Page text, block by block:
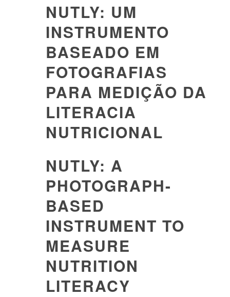
NUTLY: UM
INSTRUMENTO
BASEADO EM
FOTOGRAFIAS
PARA MEDIÇÃO DA
LITERACIA
NUTRICIONAL
NUTLY: A
PHOTOGRAPH-
BASED
INSTRUMENT TO
MEASURE
NUTRITION
LITERACY